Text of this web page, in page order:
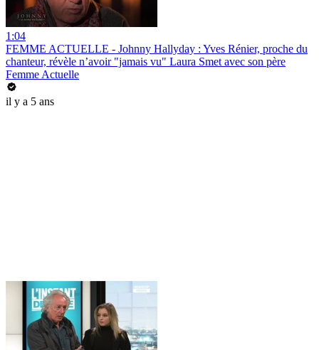
1:04
FEMME ACTUELLE - Johnny Hallyday : Yves Rénier, proche du
chanteur, révèle n’avoir "jamais vu" Laura Smet avec son père
Femme Actuelle
il y a 5 ans